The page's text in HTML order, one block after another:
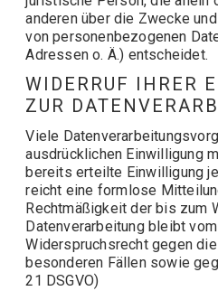
anderen über die Zwecke
von personenbezogenen
Adressen o. Ä.) entscheidet.
WIDERRUF IHRER
ZUR
Viele
ausdrücklichen Einwilligung
bereits erteilte Einwilligung
reicht eine formlose
Rechtmäßigkeit der bis zum
Datenverarbeitung bleibt
Widerspruchsrecht gegen
besonderen Fällen sowie
21 DSGVO)